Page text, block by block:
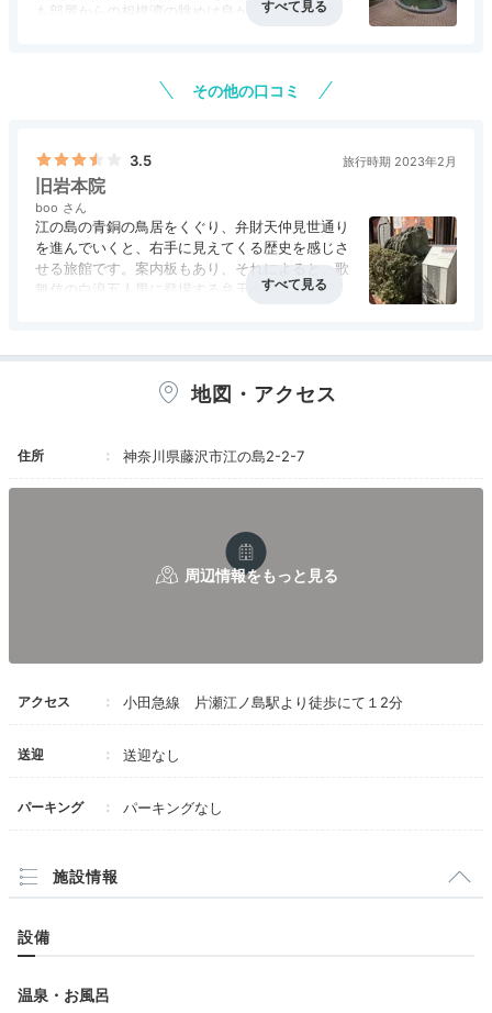
「湘南海岸ビュー」客室は、歴史を感じる造りながらも
綺麗に整えられており、昔ながらの旅館の風情を感じら
れます。広縁からは海と富士山がみえ、時を忘れて寛げ
プールがあり、その前には海が広がっていました。天気
18:30
江の島の恵みを存分に
お部屋で海鮮会席
も部屋からの相模湾の眺めは良かったです。温泉
ェックアウト後も利用することが出来ます。
その他の口コミ
3.5 旅行時期 2023年2月
旧岩本院
boo
江の島の青銅の鳥居をくぐり、弁財天仲見世通り
を進んでいくと、右手に見えてくる歴史を感じさ
せる旅館です。案内板もあり、それによると、歌
舞伎の白浪五人男に登場する弁天小僧は岩本院の
地図・アクセス
住所 神奈川県藤沢市江の島2-2-7
アクセス 小田急線 片瀬江ノ島駅より徒歩にて１2分
送迎 送迎なし
パーキング パーキングなし
施設情報
設備
温泉・お風呂